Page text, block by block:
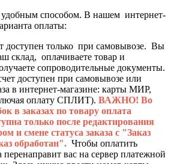
способом. В нашем интернет-
оплаты:
доступен только при самовывозе. Вы
склад, оплачиваете товар и
сопроводительные документы.
доступен при самовывозе или
в интернет-магазине: карты МИР,
оплату СПЛИТ). ВАЖНО! Во
в заказах по товару оплата
только после редактирования
и смене статуса заказа с "Заказ
обработан". Чтобы оплатить
перенаправит вас на сервер платежной